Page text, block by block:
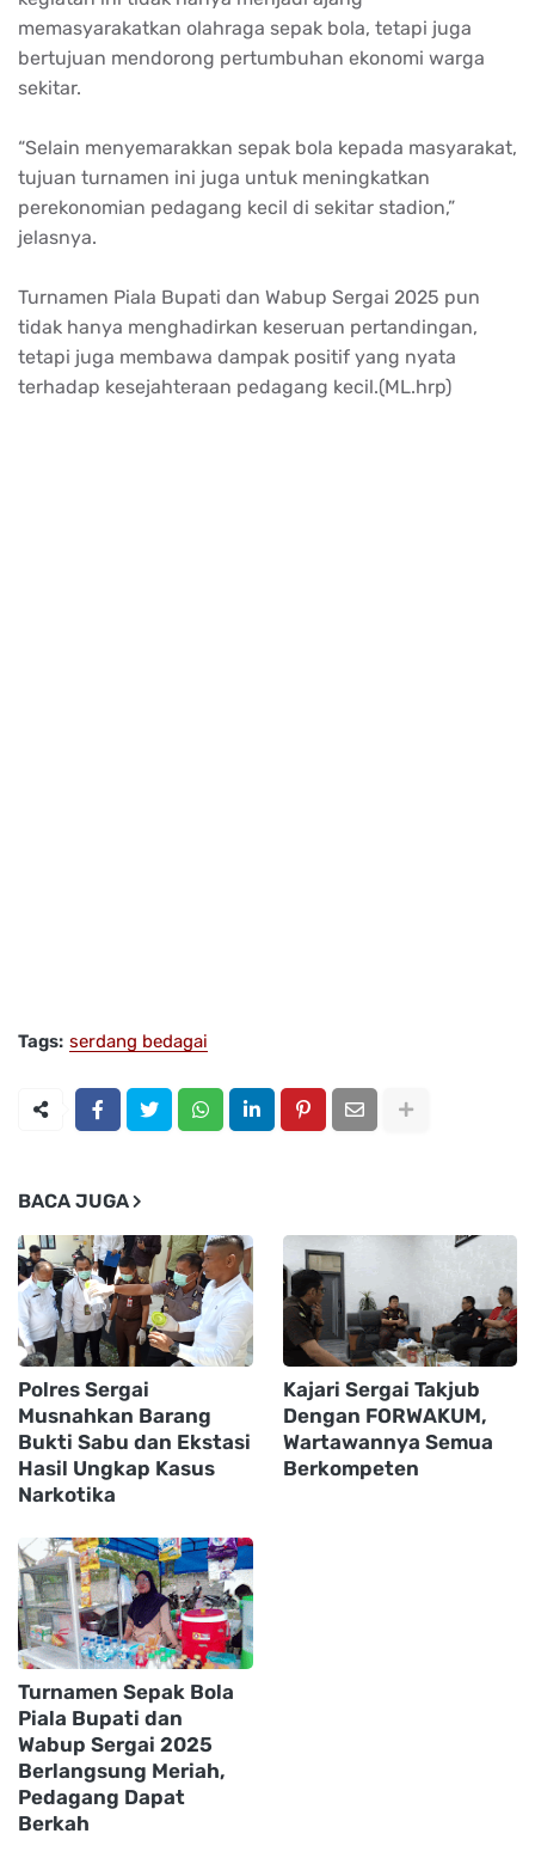
memasyarakatkan olahraga sepak bola, tetapi juga
bertujuan mendorong pertumbuhan ekonomi warga
sekitar.
“Selain menyemarakkan sepak bola kepada masyarakat,
tujuan turnamen ini juga untuk meningkatkan
perekonomian pedagang kecil di sekitar stadion,”
jelasnya.
Turnamen Piala Bupati dan Wabup Sergai 2025 pun
tidak hanya menghadirkan keseruan pertandingan,
tetapi juga membawa dampak positif yang nyata
terhadap kesejahteraan pedagang kecil.(ML.hrp)
Tags: serdang bedagai
BACA JUGA
Polres Sergai
Musnahkan Barang
Bukti Sabu dan Ekstasi
Hasil Ungkap Kasus
Narkotika
Kajari Sergai Takjub
Dengan FORWAKUM,
Wartawannya Semua
Berkompeten
Turnamen Sepak Bola
Piala Bupati dan
Wabup Sergai 2025
Berlangsung Meriah,
Pedagang Dapat
Berkah